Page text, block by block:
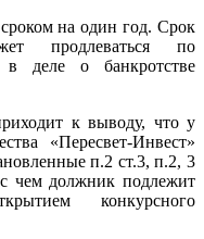
на один год. Срок
продлеваться по
в деле о банкротстве
к выводу, что у
«Пересвет-Инвест»
п.2 ст.3, п.2, 3
с чем должник подлежит
конкурсного